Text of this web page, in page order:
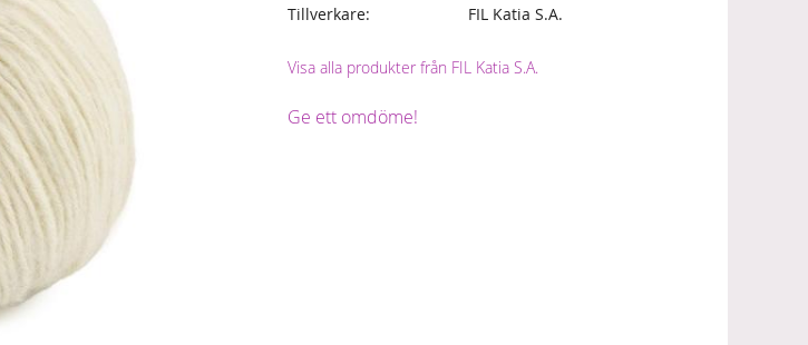
Tillverkare
FIL Katia S.A.
Visa alla produkter från FIL Katia S.A.
Ge ett omdöme!